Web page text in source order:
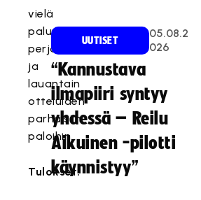
vielä
paluu
perjantain
ja
lauantain
otteluiden
parhaisiin
paloihin.
Tulokset:
UUTISET
05.08.2
026
“Kannustava
ilmapiiri syntyy
yhdessä – Reilu
Aikuinen -pilotti
käynnistyy”